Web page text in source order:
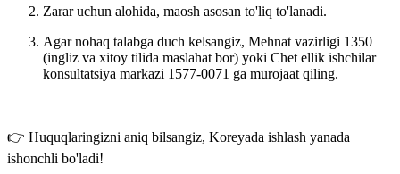
Zarar uchun alohida, maosh asosan to'liq to'lanadi.
Agar nohaq talabga duch kelsangiz, Mehnat vazirligi 1350
(ingliz va xitoy tilida maslahat bor) yoki Chet ellik ishchilar
konsultatsiya markazi 1577-0071 ga murojaat qiling.
👉 Huquqlaringizni aniq bilsangiz, Koreyada ishlash yanada
ishonchli bo'ladi!